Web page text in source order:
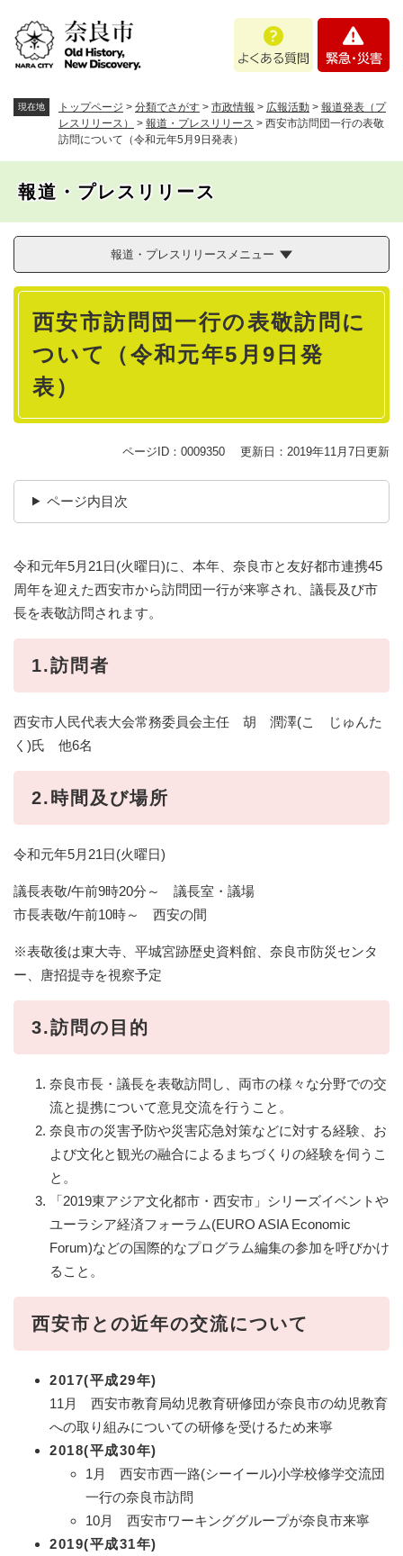
。
あ
問
・
現在地 トップページ > 分類でさがす > 市政情報 > 広報活動 > 報道発表（プ
レスリリース）
> 報道・プレスリリース > 西安市訪問団一行の表敬
訪問について（令和元年5月9日発表）
報道・プレスリリース
報道・プレスリリースメニュー
本
西安市訪問団一行の表敬訪問に
ついて（令和元年5月9日発
表）
ページID：0009350 更新日：2019年11月7日更新
ページ内目次
令和元年5月21日(火曜日)に、本年、奈良市と友好都市連携45
周年を迎えた西安市から訪問団一行が来寧され、議長及び市
長を表敬訪問されます。
1.訪問者
西安市人民代表大会常務委員会主任 胡 潤澤(こ じゅんた
く)氏 他6名
2.時間及び場所
令和元年5月21日(火曜日)
議長表敬/午前9時20分～ 議長室・議場
市長表敬/午前10時～ 西安の間
※表敬後は東大寺、平城宮跡歴史資料館、奈良市防災センタ
ー、唐招提寺を視察予定
3.訪問の目的
奈良市長・議長を表敬訪問し、両市の様々な分野での交
流と提携について意見交流を行うこと。
奈良市の災害予防や災害応急対策などに対する経験、お
よび文化と観光の融合によるまちづくりの経験を伺うこ
と。
「2019東アジア文化都市・西安市」シリーズイベントや
ユーラシア経済フォーラム(EURO ASIA Economic
Forum)などの国際的なプログラム編集の参加を呼びかけ
ること。
西安市との近年の交流について
2017(平成29年)
11月 西安市教育局幼児教育研修団が奈良市の幼児教育
への取り組みについての研修を受けるため来寧
2018(平成30年)
1月 西安市西一路(シーイール)小学校修学交流団
一行の奈良市訪問
10月 西安市ワーキンググループが奈良市来寧
2019(平成31年)